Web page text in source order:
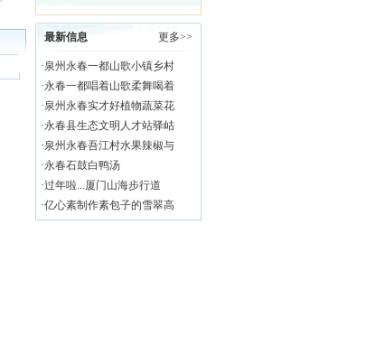
更多>>
最新信息
·泉州永春一都山歌小镇乡村
·永春一都唱着山歌柔舞喝着
·泉州永春实才好植物蔬菜花
·永春县生态文明人才站驿岵
·泉州永春吾江村水果辣椒与
·永春石鼓白鸭汤
·过年啦...厦门山海步行道
·亿心素制作素包子的雪翠高